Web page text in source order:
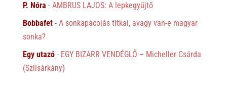
P. Nóra - AMBRUS LAJOS: A lepkegyűjtő
Bobbafet- A sonkapácolás titkai, avagy van-e magyar
sonka?
Egy utazó- EGY BIZARR VENDÉGLŐ – Micheller Csárda
(Szilsárkány)